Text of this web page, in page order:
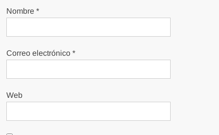
Nombre*
Correo electrónico*
Web